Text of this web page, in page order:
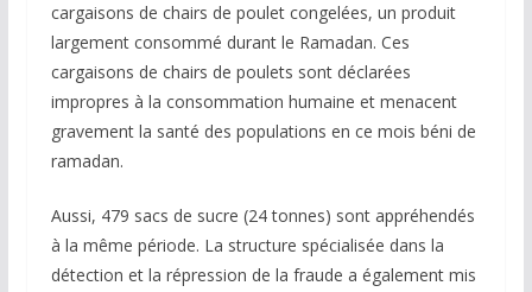
cargaisons de chairs de poulet congelées, un produit
largement consommé durant le Ramadan. Ces
cargaisons de chairs de poulets sont déclarées
impropres à la consommation humaine et menacent
gravement la santé des populations en ce mois béni de
ramadan.
Aussi, 479 sacs de sucre (24 tonnes) sont appréhendés
à la même période. La structure spécialisée dans la
détection et la répression de la fraude a également mis